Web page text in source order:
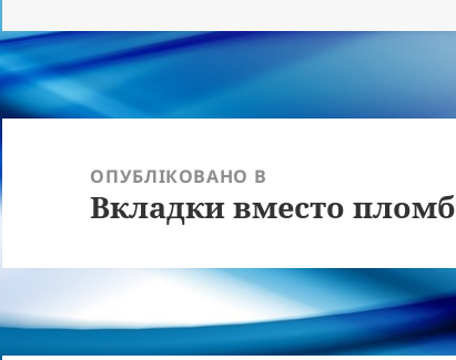
Навігація
ОПУБЛІКОВАНО В
Вкладки вместо пломб